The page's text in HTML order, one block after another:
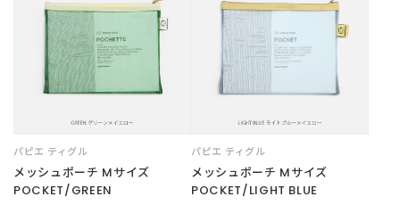
パピエ ティグル
メッシュポーチ Mサイズ
POCKET/GREEN
パピエ ティグル
メッシュポーチ Mサイズ
POCKET/LIGHT BLUE